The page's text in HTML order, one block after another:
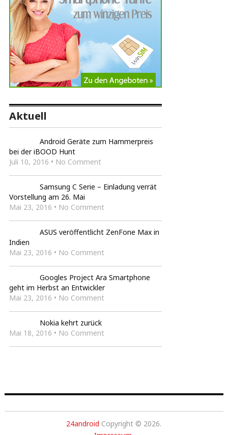
Aktuell
Android Geräte zum Hammerpreis
bei der iBOOD Hunt
Juli 10, 2016 • No Comment
Samsung C Serie – Einladung verrät
Vorstellung am 26. Mai
Mai 23, 2016 • No Comment
ASUS veröffentlicht ZenFone Max in
Indien
Mai 23, 2016 • No Comment
Googles Project Ara Smartphone
geht im Herbst an Entwickler
Mai 23, 2016 • No Comment
Nokia kehrt zurück
Mai 18, 2016 • No Comment
24android Copyright © 2026.